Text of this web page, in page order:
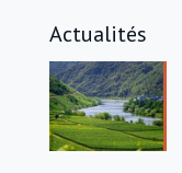
Actualités